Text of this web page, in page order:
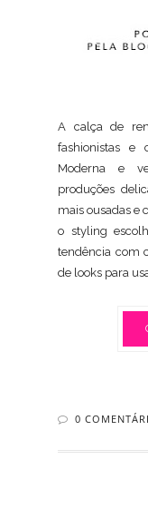
A calça de
fashionistas e
Moderna e
produções
mais ousadas e
o styling
tendência com
de looks para
0